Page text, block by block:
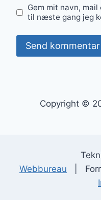
Gem mit navn,
til næste gang jeg
Copyright ©
Webbureau |